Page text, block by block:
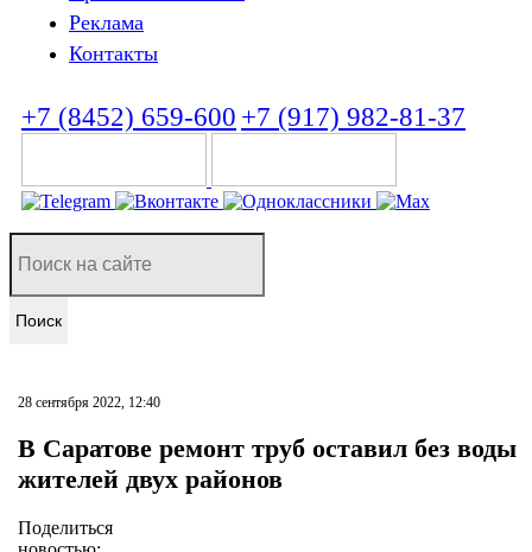
Реклама
Контакты
+7 (8452) 659-600 +7 (917) 982-81-37
Поиск
28 сентября 2022, 12:40
В Саратове ремонт труб оставил без воды
жителей двух районов
Поделиться